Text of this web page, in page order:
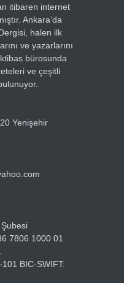
itibaren internet
Ankara’da
halen ilk
ve yazarlarını
bürosunda
ve çeşitli
Yenişehir
Şubesi
7806 1000 01
BIC-SWIFT: